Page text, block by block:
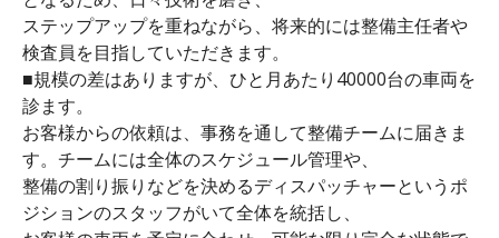
ステップアップを重ねながら、将来的には整備主任者や
検査員を目指していただきます。
■規模の差はありますが、ひと月あたり40000台の車両を
診ます。
お客様からの依頼は、事務を通して整備チームに届きま
す。チームには全体のスケジュール管理や、
整備の割り振りなどを決めるディスパッチャーというポ
ジションのスタッフがいて全体を統括し、